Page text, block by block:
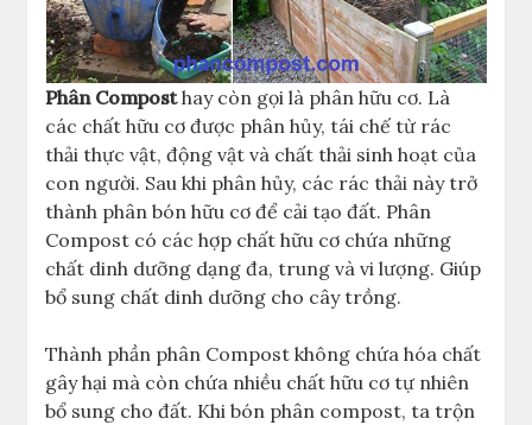
Phân Composthay còn gọi là phân hữu cơ. Là
các chất hữu cơ được phân hủy, tái chế từ rác
thải thực vật, động vật và chất thải sinh hoạt của
con người. Sau khi phân hủy, các rác thải này trở
thành phân bón hữu cơ để cải tạo đất. Phân
Compost có các hợp chất hữu cơ chứa những
chất dinh dưỡng dạng đa, trung và vi lượng. Giúp
bổ sung chất dinh dưỡng cho cây trồng.
Thành phần phân Compost không chứa hóa chất
gây hại mà còn chứa nhiều chất hữu cơ tự nhiên
bổ sung cho đất. Khi bón phân compost, ta trộn